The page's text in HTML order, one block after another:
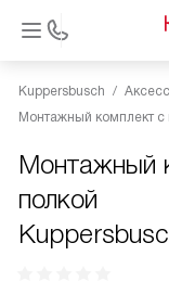
Kuppersbusch
Монтажный комплект
Монтажный
полкой